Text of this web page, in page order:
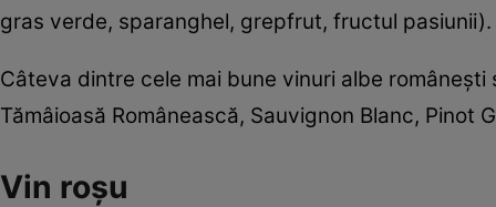
gras verde, sparanghel, grepfrut, fructul pasiunii).
Câteva dintre cele mai bune vinuri albe
Tămâioasă Românească, Sauvignon Blanc, Pinot
Vin roșu